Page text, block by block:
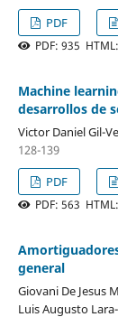
PDF
PDF: 935
Machine
desarrollos de
Victor Daniel Gil-
128-139
PDF
PDF: 563
general
Giovani De Jesus
Luis Augusto